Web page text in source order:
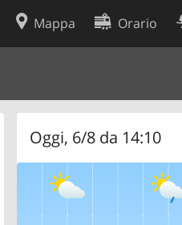
Mappa Orario
Oggi, 6/8 da 14:10